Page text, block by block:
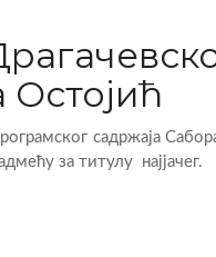
Остојић
садржаја
за титулу најјачег.